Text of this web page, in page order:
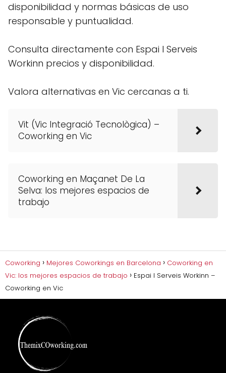
disponibilidad y normas básicas de uso
responsable y puntualidad.
Consulta directamente con Espai I Serveis
Workinn precios y disponibilidad.
Valora alternativas en Vic cercanas a ti.
Vit (Vic Integració Tecnològica) –
Coworking en Vic
Coworking en Maçanet De La
Selva: los mejores espacios de
trabajo
Coworking Mejores Coworkings en Barcelona
Coworking en
Vic: los mejores espacios de trabajo
Espai I Serveis Workinn –
Coworking en Vic